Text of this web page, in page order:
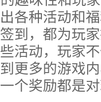
各种活动和
到，都为玩
活动，玩家
更多的游戏
个奖励都是